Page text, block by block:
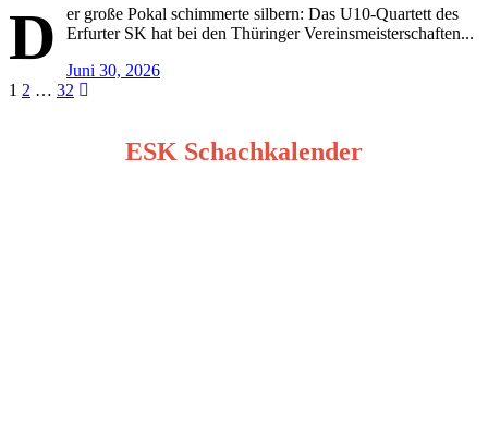
D
er große Pokal schimmerte silbern: Das U10-Quartett des
Erfurter SK hat bei den Thüringer Vereinsmeisterschaften...
Juni 30, 2026
Seitennummerierung
1 2 … 32
ESK Schachkalender